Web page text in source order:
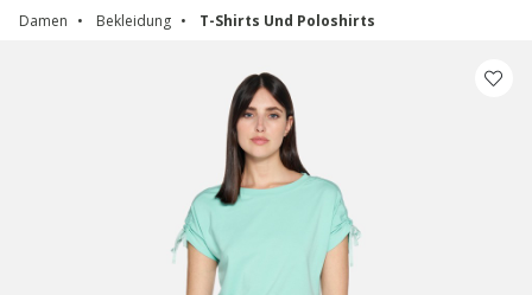
Damen Bekleidung T-Shirts Und Poloshirts